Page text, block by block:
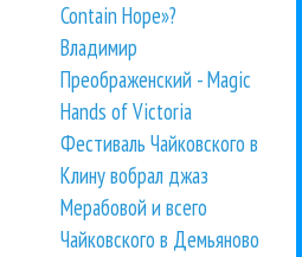
Contain Hope»?
Владимир
Преображенский - Magic
Hands of Victoria
Фестиваль Чайковского в
Клину вобрал джаз
Мерабовой и всего
Чайковского в Демьяново